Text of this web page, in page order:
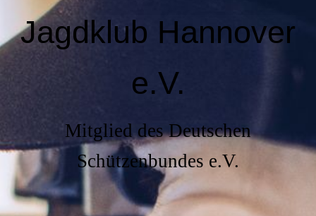
Jagdklub Hannover
e.V.
Mitglied des Deutschen
Schützenbundes e.V.